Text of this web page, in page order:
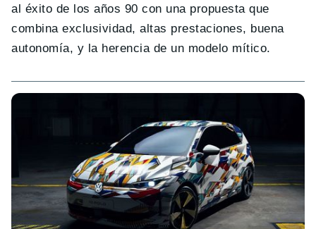
al éxito de los años 90 con una propuesta que
combina exclusividad, altas prestaciones, buena
autonomía, y la herencia de un modelo mítico.